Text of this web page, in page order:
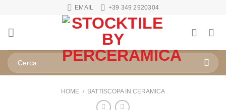
contenuti
EMAIL +39 349 2920304
Cerca:
HOME / BATTISCOPA IN CERAMICA